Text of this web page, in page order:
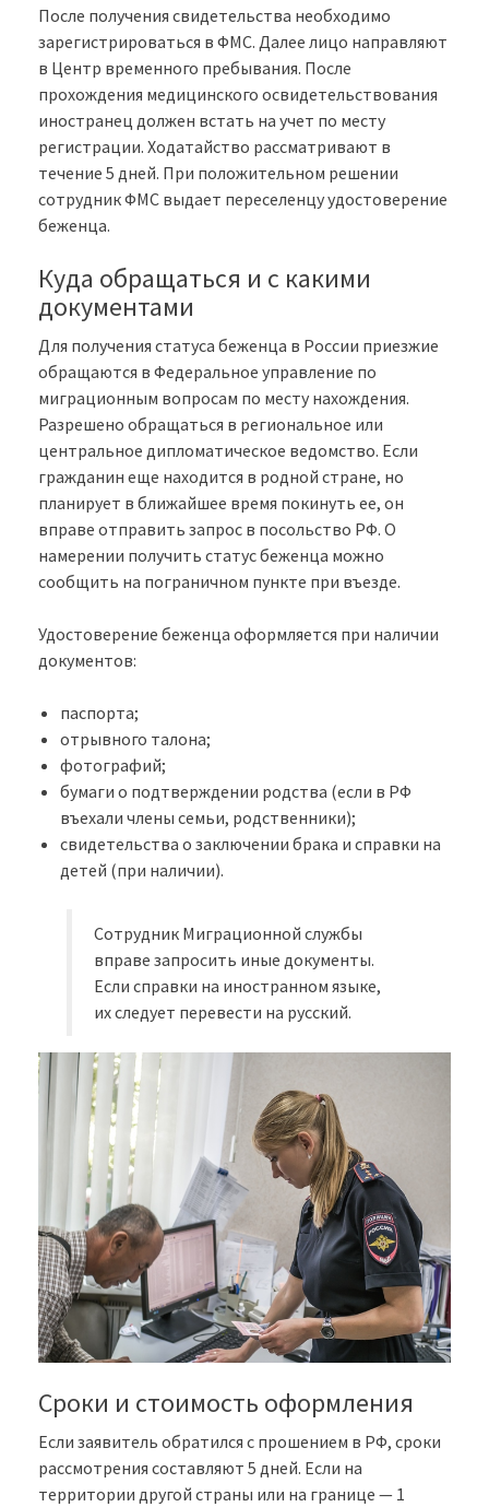
После получения свидетельства необходимо
зарегистрироваться в ФМС. Далее лицо направляют
в Центр временного пребывания. После
прохождения медицинского освидетельствования
иностранец должен встать на учет по месту
регистрации. Ходатайство рассматривают в
течение 5 дней. При положительном решении
сотрудник ФМС выдает переселенцу удостоверение
беженца.
Куда обращаться и с какими
документами
Для получения статуса беженца в России приезжие
обращаются в Федеральное управление по
миграционным вопросам по месту нахождения.
Разрешено обращаться в региональное или
центральное дипломатическое ведомство. Если
гражданин еще находится в родной стране, но
планирует в ближайшее время покинуть ее, он
вправе отправить запрос в посольство РФ. О
намерении получить статус беженца можно
сообщить на пограничном пункте при въезде.
Удостоверение беженца оформляется при наличии
документов:
паспорта;
отрывного талона;
фотографий;
бумаги о подтверждении родства (если в РФ
въехали члены семьи, родственники);
свидетельства о заключении брака и справки на
детей (при наличии).
Сотрудник Миграционной службы
вправе запросить иные документы.
Если справки на иностранном языке,
их следует перевести на русский.
Сроки и стоимость оформления
Если заявитель обратился с прошением в РФ, сроки
рассмотрения составляют 5 дней. Если на
территории другой страны или на границе — 1